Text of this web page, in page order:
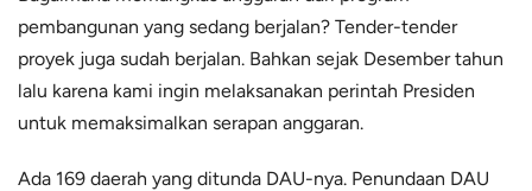
pembangunan yang sedang berjalan? Tender-tender
proyek juga sudah berjalan. Bahkan sejak Desember tahun
lalu karena kami ingin melaksanakan perintah Presiden
untuk memaksimalkan serapan anggaran.
Ada 169 daerah yang ditunda DAU-nya. Penundaan DAU